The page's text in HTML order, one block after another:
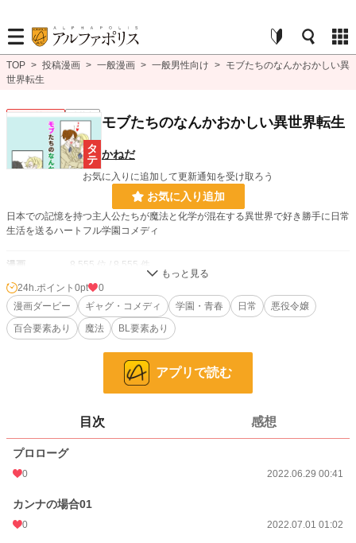
TOP > 投稿漫画 > 一般漫画 > 一般男性向け > モブたちのなんかおかしい異
世界転生
一般男性向け 連載中 モブたちのなんかおかしい異世界転生
かねだ
お気に入りに追加して更新通知を受け取ろう
お気に入り追加
日本での記憶を持つ主人公たちが魔法と化学が混在する異世界で好き勝手に日常
生活を送るハートフル学園コメディ
漫画 8,555 位 / 8,555 件
一般男性向け 2,374 位 / 2,374 件
お気に入り 10
2022.06.29 00:41
週間ポイント
24h.ポイント 0pt
0
漫画ダービー
ギャグ・コメディ 学園・青春 日常
悪役令嬢
百合要素あり
魔法 BL要素あり
アプリで読む
目次 感想
プロローグ
0 2022.06.29 00:41
カンナの場合01
0 2022.07.01 01:02